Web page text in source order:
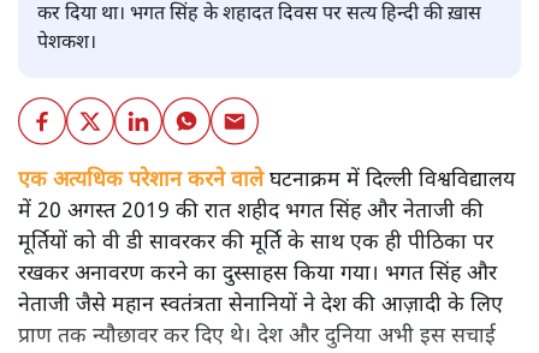
कर दिया था। भगत सिंह के शहादत दिवस पर सत्य हिन्दी की ख़ास
पेशकश।
एक अत्यधिक परेशान करने वाले घटनाक्रम में दिल्ली विश्वविद्यालय
में 20 अगस्त 2019 की रात शहीद भगत सिंह और नेताजी की
मूर्तियों को वी डी सावरकर की मूर्ति के साथ एक ही पीठिका पर
रखकर अनावरण करने का दुस्साहस किया गया। भगत सिंह और
नेताजी जैसे महान स्वतंत्रता सेनानियों ने देश की आज़ादी के लिए
प्राण तक न्यौछावर कर दिए थे। देश और दुनिया अभी इस सचाई